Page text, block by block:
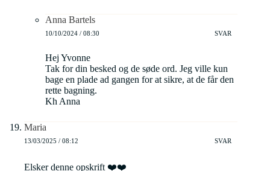
Anna Bartels
10/10/2024 / 08:30 SVAR
Hej Yvonne
Tak for din besked og de søde ord. Jeg ville kun
bage en plade ad gangen for at sikre, at de får den
rette bagning.
Kh Anna
Maria
13/03/2025 / 08:12 SVAR
Elsker denne opskrift ❤️❤️